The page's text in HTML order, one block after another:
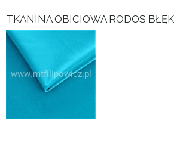
TKANINA OBICIOWA RODOS